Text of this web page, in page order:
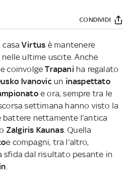
CONDIVIDI
casaVirtus è mantenere
ultime uscite. Anche
coinvolgeTrapani ha regalato
Ivanovicun inaspettato
e ora, sempre tra le
settimana hanno visto la
battere nettamente l’antica
Zalgiris Kaunas. Quella
e compagni, tra l’altro,
sfida dal risultato pesante in